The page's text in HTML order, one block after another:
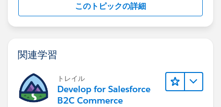
このトピックの詳細
関連学習
トレイル
Develop for Salesforce
B2C Commerce